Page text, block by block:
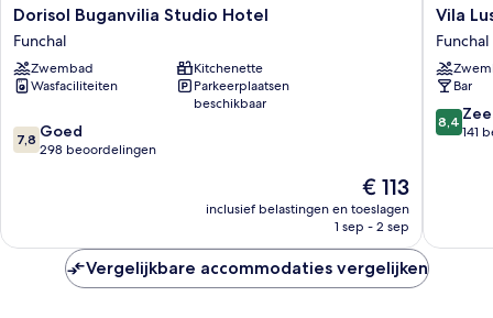
Dorisol
Buganvilia
Studio
Hotel
Funchal
Dorisol Buganvilia Studio Hotel
Funchal
Zwembad
Kitchenette
Wasfaciliteiten
Parkeerplaatsen
beschikbaar
7.8
van
7,8 Goed
298 beoordelingen
De
prijs
is
€ 113
inclusief belastingen en toeslagen
1 sep - 2 sep
Vila
Lusitânia
Funchal
Vila
Funchal
Bar
8.4
van
8,4
141
Vergelijkbare accommodaties vergelijken